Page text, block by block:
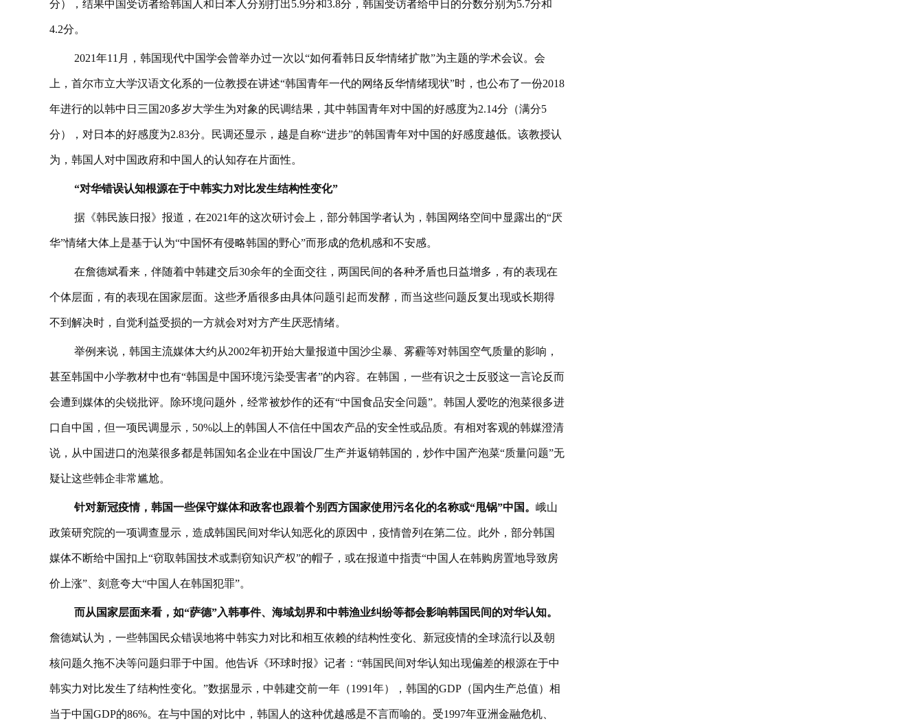
分），结果中国受访者给韩国人和日本人分别打出5.9分和3.8分，韩国受访者给中日的分数分别为5.7分和
4.2分。
2021年11月，韩国现代中国学会曾举办过一次以“如何看韩日反华情绪扩散”为主题的学术会议。会
上，首尔市立大学汉语文化系的一位教授在讲述“韩国青年一代的网络反华情绪现状”时，也公布了一份2018
年进行的以韩中日三国20多岁大学生为对象的民调结果，其中韩国青年对中国的好感度为2.14分（满分5
分），对日本的好感度为2.83分。民调还显示，越是自称“进步”的韩国青年对中国的好感度越低。该教授认
为，韩国人对中国政府和中国人的认知存在片面性。
“对华错误认知根源在于中韩实力对比发生结构性变化”
据《韩民族日报》报道，在2021年的这次研讨会上，部分韩国学者认为，韩国网络空间中显露出的“厌
华”情绪大体上是基于认为“中国怀有侵略韩国的野心”而形成的危机感和不安感。
在詹德斌看来，伴随着中韩建交后30余年的全面交往，两国民间的各种矛盾也日益增多，有的表现在
个体层面，有的表现在国家层面。这些矛盾很多由具体问题引起而发酵，而当这些问题反复出现或长期得
不到解决时，自觉利益受损的一方就会对对方产生厌恶情绪。
举例来说，韩国主流媒体大约从2002年初开始大量报道中国沙尘暴、雾霾等对韩国空气质量的影响，
甚至韩国中小学教材中也有“韩国是中国环境污染受害者”的内容。在韩国，一些有识之士反驳这一言论反而
会遭到媒体的尖锐批评。除环境问题外，经常被炒作的还有“中国食品安全问题”。韩国人爱吃的泡菜很多进
口自中国，但一项民调显示，50%以上的韩国人不信任中国农产品的安全性或品质。有相对客观的韩媒澄清
说，从中国进口的泡菜很多都是韩国知名企业在中国设厂生产并返销韩国的，炒作中国产泡菜“质量问题”无
疑让这些韩企非常尴尬。
针对新冠疫情，韩国一些保守媒体和政客也跟着个别西方国家使用污名化的名称或“甩锅”中国。 峨山
政策研究院的一项调查显示，造成韩国民间对华认知恶化的原因中，疫情曾列在第二位。此外，部分韩国
媒体不断给中国扣上“窃取韩国技术或剽窃知识产权”的帽子，或在报道中指责“中国人在韩购房置地导致房
价上涨”、刻意夸大“中国人在韩国犯罪”。
而从国家层面来看，如“萨德”入韩事件、海域划界和中韩渔业纠纷等都会影响韩国民间的对华认知。
詹德斌认为，一些韩国民众错误地将中韩实力对比和相互依赖的结构性变化、新冠疫情的全球流行以及朝
核问题久拖不决等问题归罪于中国。他告诉《环球时报》记者：“韩国民间对华认知出现偏差的根源在于中
韩实力对比发生了结构性变化。”数据显示，中韩建交前一年（1991年），韩国的GDP（国内生产总值）相
当于中国GDP的86%。在与中国的对比中，韩国人的这种优越感是不言而喻的。受1997年亚洲金融危机、